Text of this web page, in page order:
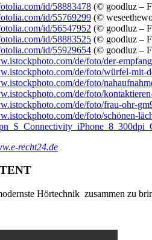
id/58883478 (© goodluz –
id/55769299 (©
id/56547952 (© goodluz –
id/58883525 (© goodluz –
id/55929654 (© goodluz –
de/foto/der-
de/foto/würfel-mit-
de/foto/
de/foto/
de/foto/frau-ohr-
de/foto/schönen-
recht24.de
Hörtechnik zusammen zu